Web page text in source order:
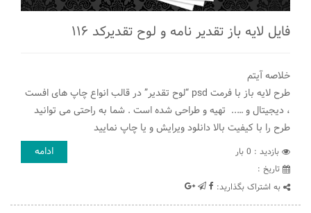
فایل لایه باز تقدیر نامه و لوح تقدیرکد ۱۱۶
خلاصه آیتم
طرح لایه باز با فرمت psd “لوح تقدیر” در قالب انواع چاپ های افست
، دیجیتال و ….. تهیه و طراحی شده است . شما به راحتی می توانید
طرح را با کیفیت بالا دانلود ویرایش و یا چاپ نمایید
بازدید : 0 بار
تاريخ :
به اشتراک بگذارید:
ادامه